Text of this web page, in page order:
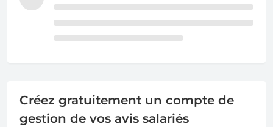
Créez gratuitement un compte de
gestion de vos avis salariés